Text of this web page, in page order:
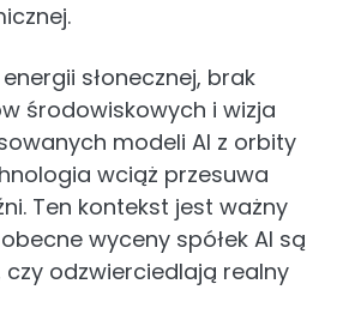
słonecznej, brak
środowiskowych i wizja
modeli AI z orbity
wciąż przesuwa
Ten kontekst jest ważny
wyceny spółek AI są
czy odzwierciedlają realny